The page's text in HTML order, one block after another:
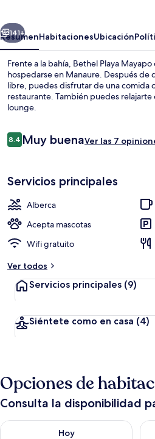
Siguiente
141+
ResumenHabitacionesUbicación
Frente a la bahía, Bethel Playa
hospedarse en Manaure. Después de
libre, puedes disfrutar de una comida
restaurante. También puedes
lounge.
Opiniones
8.48.4 de 10,
Muy buenaVer las 7
Servicios principales
Alberca
Acepta mascotas
Wifi gratuito
Ver todos
Servicios principales (9)
Siéntete como en casa (4)
Opciones de
Consulta la disponibilidad
Hoy
Consulta la disponibilidad para hoy